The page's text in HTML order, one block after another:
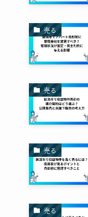
売る
売る
売る
売る